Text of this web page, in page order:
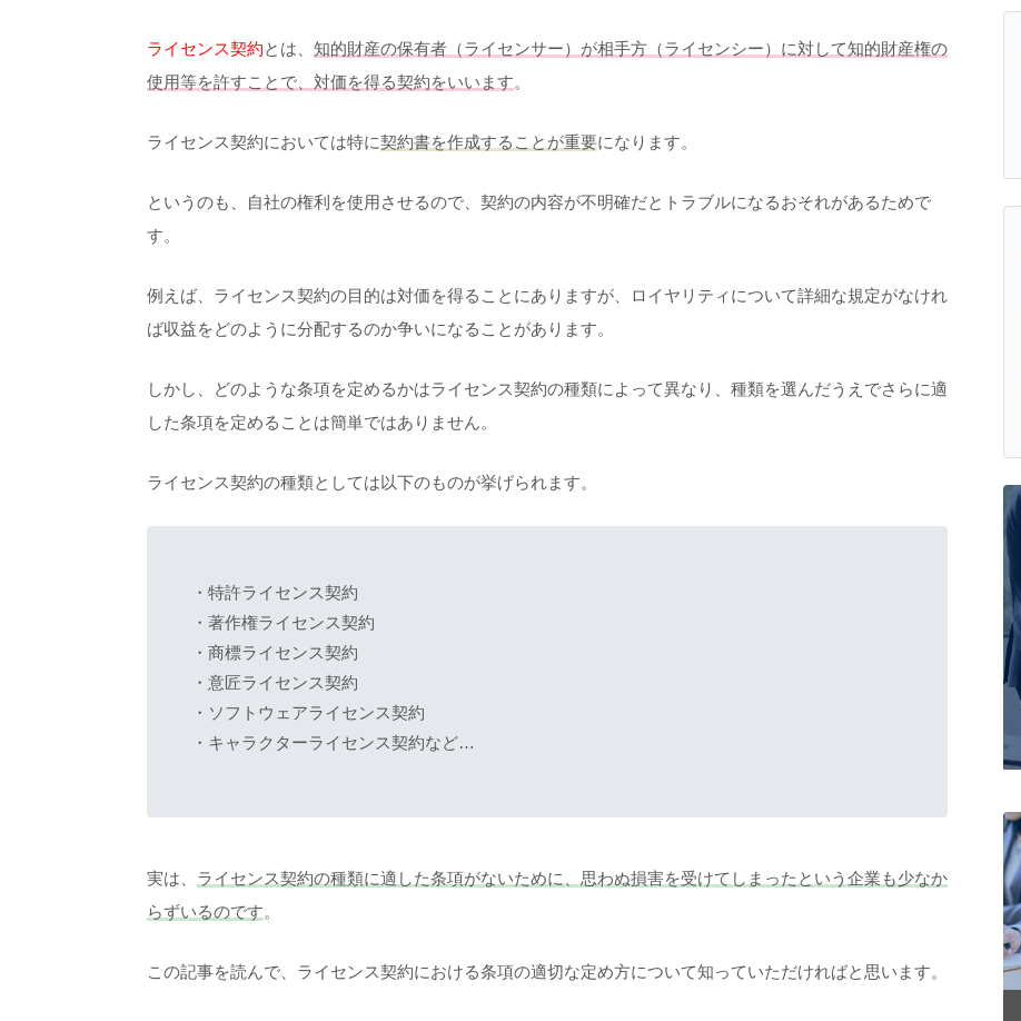
ライセンス契約とは、 知的財産の保有者（ライセンサー）が相手方（ライセンシー）に対して知的財産権の
使用等を許すことで、対価を得る契約をいいます。
ライセンス契約においては特に契約書を作成することが重要になります。
というのも、自社の権利を使用させるので、契約の内容が不明確だとトラブルになるおそれがあるためで
す。
例えば、ライセンス契約の目的は対価を得ることにありますが、ロイヤリティについて詳細な規定がなけれ
ば収益をどのように分配するのか争いになることがあります。
しかし、どのような条項を定めるかはライセンス契約の種類によって異なり、種類を選んだうえでさらに適
した条項を定めることは簡単ではありません。
ライセンス契約の種類としては以下のものが挙げられます。
・特許ライセンス契約
・著作権ライセンス契約
・商標ライセンス契約
・意匠ライセンス契約
・ソフトウェアライセンス契約
・キャラクターライセンス契約など…
実は、 ライセンス契約の種類に適した条項がないために、思わぬ損害を受けてしまったという企業も少なか
らずいるのです。
この記事を読んで、ライセンス契約における条項の適切な定め方について知っていただければと思います。